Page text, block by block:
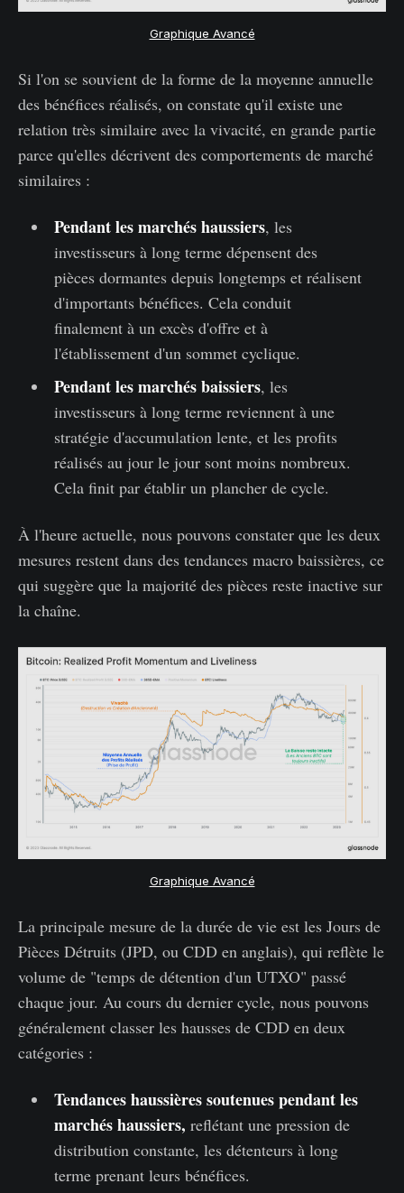
Graphique Avancé
Si l'on se souvient de la forme de la moyenne annuelle
des bénéfices réalisés, on constate qu'il existe une
relation très similaire avec la vivacité, en grande partie
parce qu'elles décrivent des comportements de marché
similaires :
Pendant les marchés haussiers, les
investisseurs à long terme dépensent des
pièces dormantes depuis longtemps et réalisent
d'importants bénéfices. Cela conduit
finalement à un excès d'offre et à
l'établissement d'un sommet cyclique.
Pendant les marchés baissiers, les
investisseurs à long terme reviennent à une
stratégie d'accumulation lente, et les profits
réalisés au jour le jour sont moins nombreux.
Cela finit par établir un plancher de cycle.
À l'heure actuelle, nous pouvons constater que les deux
mesures restent dans des tendances macro baissières, ce
qui suggère que la majorité des pièces reste inactive sur
la chaîne.
Graphique Avancé
La principale mesure de la durée de vie est les Jours de
Pièces Détruits (JPD, ou CDD en anglais), qui reflète le
volume de "temps de détention d'un UTXO" passé
chaque jour. Au cours du dernier cycle, nous pouvons
généralement classer les hausses de CDD en deux
catégories :
Tendances haussières soutenues pendant les
marchés haussiers, reflétant une pression de
distribution constante, les détenteurs à long
terme prenant leurs bénéfices.